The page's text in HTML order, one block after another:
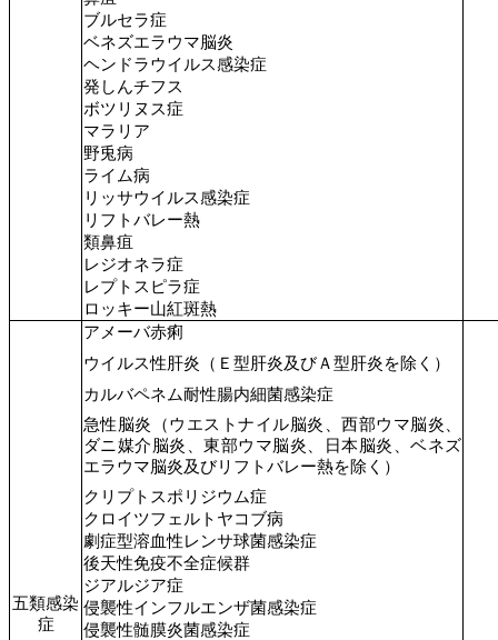
ブルセラ症
ベネズエラウマ脳炎
ヘンドラウイルス感染症
発しんチフス
ボツリヌス症
マラリア
野兎病
ライム病
リッサウイルス感染症
リフトバレー熱
類鼻疽
レジオネラ症
レプトスピラ症
ロッキー山紅斑熱
五類感染
症
アメーバ赤痢
ウイルス性肝炎（Ｅ型肝炎及びＡ型肝炎を除く）
カルバペネム耐性腸内細菌感染症
急性脳炎（ウエストナイル脳炎、西部ウマ脳炎、
ダニ媒介脳炎、東部ウマ脳炎、日本脳炎、ベネズ
エラウマ脳炎及びリフトバレー熱を除く）
クリプトスポリジウム症
クロイツフェルトヤコブ病
劇症型溶血性レンサ球菌感染症
後天性免疫不全症候群
ジアルジア症
侵襲性インフルエンザ菌感染症
侵襲性髄膜炎菌感染症